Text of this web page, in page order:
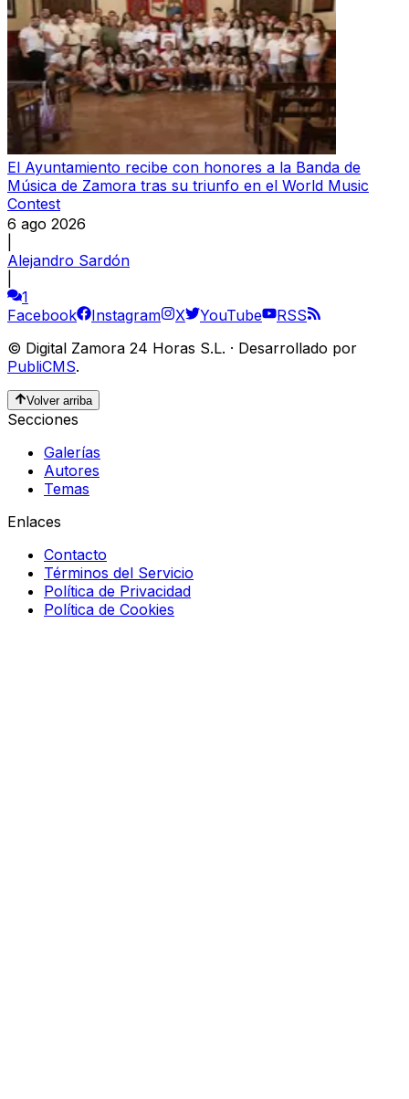
El Ayuntamiento recibe con honores a la Banda de
Música de Zamora tras su triunfo en el World Music
Contest
6 ago 2026
Alejandro Sardón
1
Facebook
Instagram X YouTube
RSS
© Digital Zamora 24 Horas S.L. · Desarrollado por
PubliCMS.
Volver arriba
Secciones
Galerías
Autores
Temas
Enlaces
Contacto
Términos del Servicio
Política de Privacidad
Política de Cookies